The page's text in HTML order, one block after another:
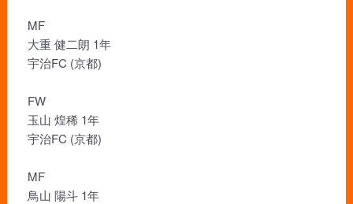
MF
大重 健二朗 1年
宇治FC (京都)
FW
玉山 煌稀 1年
宇治FC (京都)
MF
鳥山 陽斗 1年